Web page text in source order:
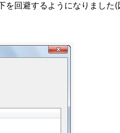
回避するようになりました(